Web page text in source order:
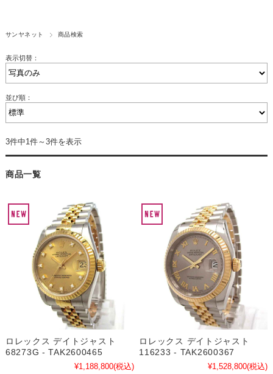
サンヤネット 商品検索
表示切替：
並び順：
3件中1件～3件を表示
商品一覧
ロレックス デイトジャスト
68273G - TAK2600465
¥1,188,800(税込)
ロレックス デイトジャスト
116233 - TAK2600367
¥1,528,800(税込)